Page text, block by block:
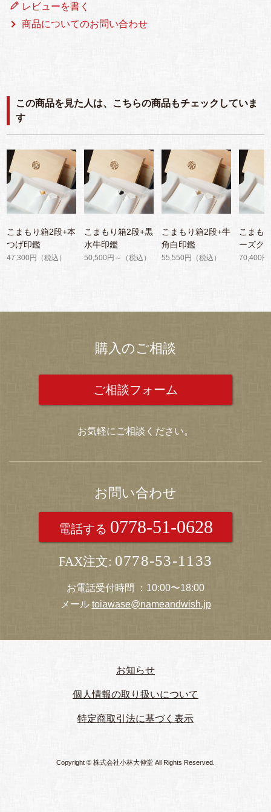
レビューを書く
商品についてのお問い合わせ
この商品を見た人は、こちらの商品もチェックしていま
す
こまもり箱2段+本
つげ印鑑
47,300円（税込）
こまもり箱2段+黒
水牛印鑑
50,500円～（税込）
こまもり箱2段+牛
角白印鑑
55,550円（税込）
こまも
ーズク
70,400円
購入のご相談
ご相談フォーム
お気軽にご相談ください。
お問い合わせ
電話する 0778-51-0628
FAX注文: 0778-53-1133
お電話受付時間 ：10:00〜18:00
メール toiawase@nameandwish.jp
お知らせ
個人情報の取り扱いについて
特定商取引法に基づく表示
Copyright © 株式会社小林大伸堂 All Rights Reserved.